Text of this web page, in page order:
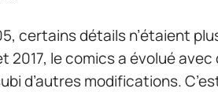
certains détails n’étaient
2017, le comics a évolué
d’autres modifications.